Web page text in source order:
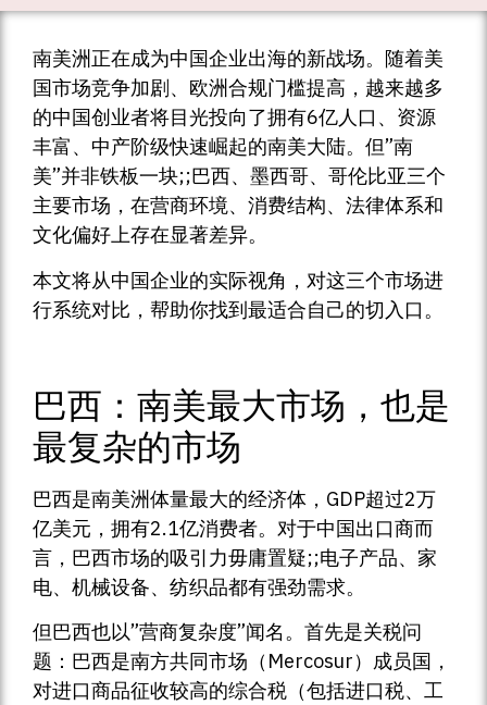
南美洲正在成为中国企业出海的新战场。随着美
国市场竞争加剧、欧洲合规门槛提高，越来越多
的中国创业者将目光投向了拥有6亿人口、资源
丰富、中产阶级快速崛起的南美大陆。但”南
美”并非铁板一块;;巴西、墨西哥、哥伦比亚三个
主要市场，在营商环境、消费结构、法律体系和
文化偏好上存在显著差异。
本文将从中国企业的实际视角，对这三个市场进
行系统对比，帮助你找到最适合自己的切入口。
巴西：南美最大市场，也是
最复杂的市场
巴西是南美洲体量最大的经济体，GDP超过2万
亿美元，拥有2.1亿消费者。对于中国出口商而
言，巴西市场的吸引力毋庸置疑;;电子产品、家
电、机械设备、纺织品都有强劲需求。
但巴西也以”营商复杂度”闻名。首先是关税问
题：巴西是南方共同市场（Mercosur）成员国，
对进口商品征收较高的综合税（包括进口税、工